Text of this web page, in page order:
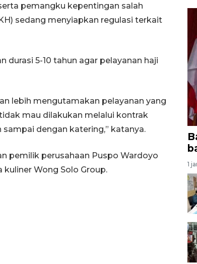
pemangku kepentingan salah
sedang menyiapkan regulasi terkait
durasi 5-10 tahun agar pelayanan haji
lebih mengutamakan pelayanan yang
mau dilakukan melalui kontrak
dengan katering,” katanya.
pemilik perusahaan Puspo Wardoyo
Wong Solo Group.
1